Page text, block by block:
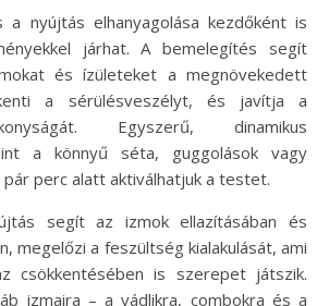
nyújtás elhanyagolása kezdőként is
járhat. A bemelegítés segít
és ízületeket a megnövekedett
a sérülésveszélyt, és javítja a
Egyszerű, dinamikus
a könnyű séta, guggolások vagy
perc alatt aktiválhatjuk a testet.
segít az izmok ellazításában és
megelőzi a feszültség kialakulását, ami
csökkentésében is szerepet játszik.
izmaira – a vádlikra, combokra és a